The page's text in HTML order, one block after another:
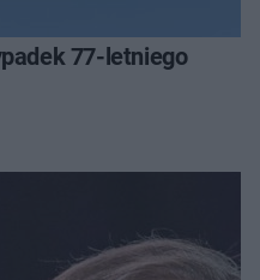
77-letniego